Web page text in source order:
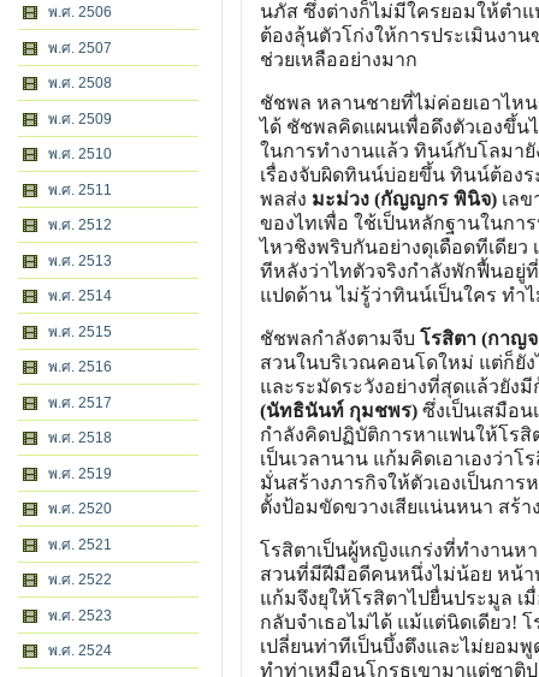
พ.ศ. 2506
พ.ศ. 2507
พ.ศ. 2508
พ.ศ. 2509
พ.ศ. 2510
พ.ศ. 2511
พ.ศ. 2512
พ.ศ. 2513
พ.ศ. 2514
พ.ศ. 2515
พ.ศ. 2516
พ.ศ. 2517
พ.ศ. 2518
พ.ศ. 2519
พ.ศ. 2520
พ.ศ. 2521
พ.ศ. 2522
พ.ศ. 2523
พ.ศ. 2524
นภัส ซึ่งต่างก็ไม่มีใครยอมให้ตำ
ต้องลุ้นตัวโก่งให้การประเมินง
ช่วยเหลืออย่างมาก
ชัชพล หลานชายที่ไม่ค่อยเอาไห
ได้ ชัชพลคิดแผนเพื่อดึงตัวเองขึ้น
ในการทำงานแล้ว ทินน์กับโลมา
เรื่องจับผิดทินน์บ่อยขึ้น ทินน์ต้องร
พลส่ง มะม่วง (กัญญกร พินิจ) เล
ของไทเพื่อ ใช้เป็นหลักฐานในกา
ไหวชิงพริบกันอย่างดุเดือดทีเดียว
ทีหลังว่าไทตัวจริงกำลังพักฟื้นอยู่
แปดด้าน ไม่รู้ว่าทินน์เป็นใคร ท
ชัชพลกำลังตามจีบ โรสิตา (กาญจ
สวนในบริเวณคอนโดใหม่ แต่ก็ยัง
และระมัดระวังอย่างที่สุดแล้วยั
(นัทธินันท์ กุมชพร) ซึ่งเป็นเสมือ
กำลังคิดปฏิบัติการหาแฟนให้โรสิ
เป็นเวลานาน แก้มคิดเอาเองว่า
มั่นสร้างภารกิจให้ตัวเองเป็นกา
ตั้งป้อมขัดขวางเสียแน่นหนา สร้
โรสิตาเป็นผู้หญิงแกร่งที่ทำงานห
สวนที่มีฝีมือดีคนหนึ่งไม่น้อย หน้า
แก้มจึงยุให้โรสิตาไปยื่นประมูล
กลับจำเธอไม่ได้ แม้แต่นิดเดียว!
เปลี่ยนท่าทีเป็นบึ้งตึงและไม่ยอม
ทำท่าเหมือนโกรธเขามาแต่ชาติ